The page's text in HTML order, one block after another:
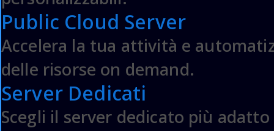
Public Cloud Server
Accelera la tua attività e
delle risorse on demand.
Server Dedicati
Scegli il server dedicato più
I nostri Clienti
Parlaci del tuo
business